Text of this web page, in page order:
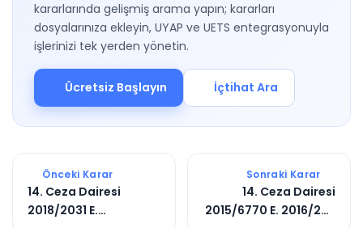
kararlarında gelişmiş arama yapın; kararları
dosyalarınıza ekleyin, UYAP ve UETS entegrasyonuyla
işlerinizi tek yerden yönetin.
Ücretsiz Başlayın İçtihat Ara
Önceki Karar
14. Ceza Dairesi
2018/2031 E.
Sonraki Karar
14. Ceza Dairesi
2015/6770 E. 2016/298